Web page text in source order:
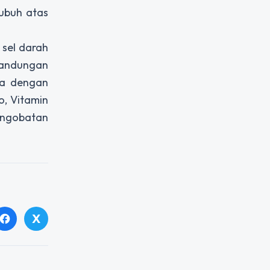
atas
darah
dengan
Vitamin
X